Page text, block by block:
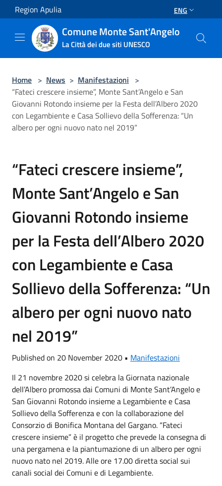
Salta al contenuto principale
Region Apulia ENG
Comune Monte Sant'Angelo
La Città dei due siti UNESCO
Home > News > Manifestazioni >
“Fateci crescere insieme”, Monte Sant’Angelo e San
Giovanni Rotondo insieme per la Festa dell’Albero 2020
con Legambiente e Casa Sollievo della Sofferenza: “Un
albero per ogni nuovo nato nel 2019”
“Fateci crescere insieme”,
Monte Sant’Angelo e San
Giovanni Rotondo insieme
per la Festa dell’Albero 2020
con Legambiente e Casa
Sollievo della Sofferenza: “Un
albero per ogni nuovo nato
nel 2019”
Published on 20 November 2020 • Manifestazioni
Il 21 novembre 2020 si celebra la Giornata nazionale
dell’Albero promossa dai Comuni di Monte Sant’Angelo e
San Giovanni Rotondo insieme a Legambiente e Casa
Sollievo della Sofferenza e con la collaborazione del
Consorzio di Bonifica Montana del Gargano. “Fateci
crescere insieme” è il progetto che prevede la consegna di
una pergamena e la piantumazione di un albero per ogni
nuovo nato nel 2019. Alle ore 17.00 diretta social sui
canali social dei Comuni e di Legambiente.